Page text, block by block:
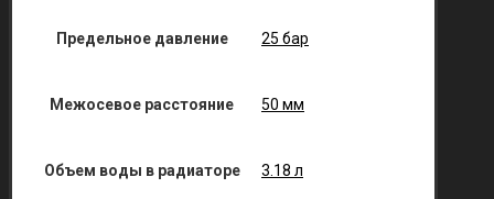
Предельное давление 25 бар
Межосевое расстояние 50 мм
Объем воды в радиаторе 3.18 л